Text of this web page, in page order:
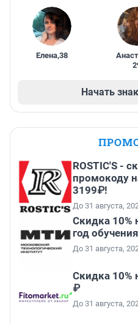
Елена,38
Начать
ROSTIC'S -
промокоду
3199₽!
До 31 августа,
Скидка 10%
год обучения
До 31 августа,
Скидка 10%
₽
До 31 августа,